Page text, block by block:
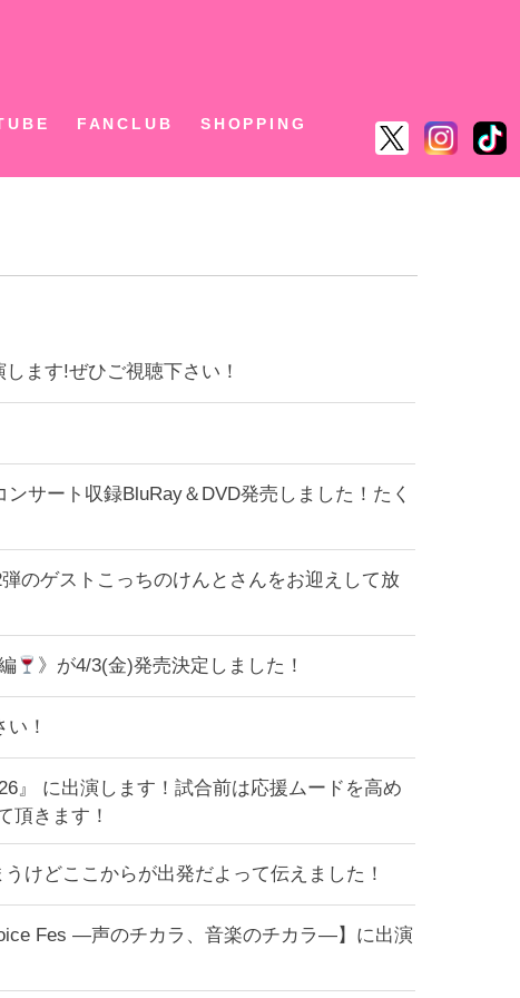
ん
FANCLUB
SHOPPING
ます!ぜひご視聴下さい！
サート収録BluRay＆DVD発売しました！たく
のゲストこっちのけんとさんをお迎えして放
》が4/3(金)発売決定しました！
！
』 に出演します！試合前は応援ムードを高め
頂きます！
けどここからが出発だよって伝えました！
Fes ―声のチカラ、音楽のチカラ―】に出演